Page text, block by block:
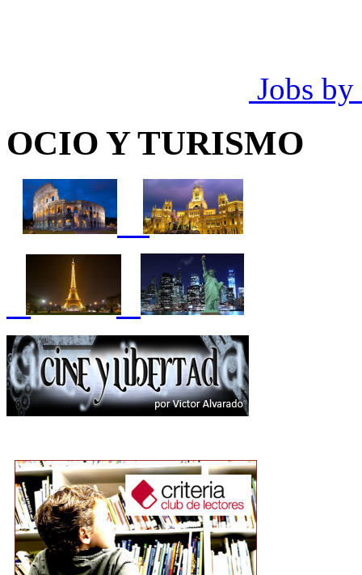
Jobs by
OCIO Y TURISMO